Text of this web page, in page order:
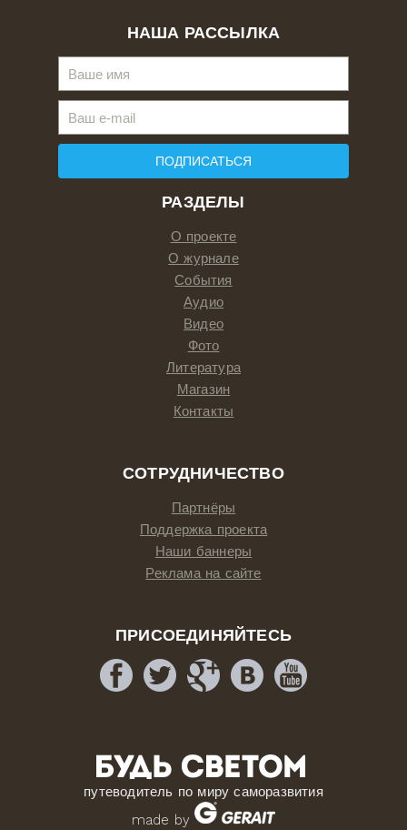
РАЗДЕЛЫ
О проекте
О журнале
События
Аудио
Видео
Фото
Литература
Магазин
Контакты
СОТРУДНИЧЕСТВО
Партнёры
Поддержка проекта
Наши баннеры
Реклама на сайте
ПРИСОЕДИНЯЙТЕСЬ
путеводитель по миру саморазвития
made by
НАША РАССЫЛКА
ПОДПИСАТЬСЯ